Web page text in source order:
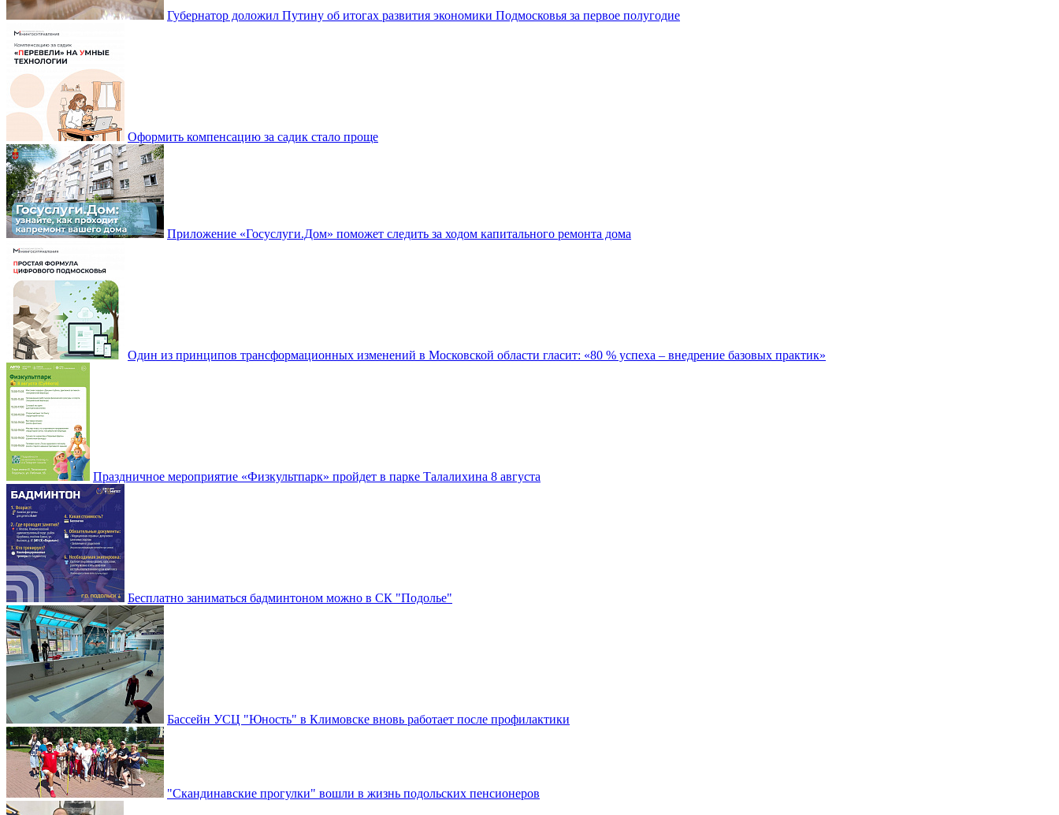
Губернатор доложил Путину об итогах развития экономики Подмосковья за первое полугодие
Оформить компенсацию за садик стало проще
Приложение «Госуслуги.Дом» поможет следить за ходом капитального ремонта дома
Один из принципов трансформационных изменений в Московской области гласит: «80 % успеха – внедрение базовых практик»
Праздничное мероприятие «Физкультпарк» пройдет в парке Талалихина 8 августа
Бесплатно заниматься бадминтоном можно в СК "Подолье"
Бассейн УСЦ "Юность" в Климовске вновь работает после профилактики
"Скандинавские прогулки" вошли в жизнь подольских пенсионеров